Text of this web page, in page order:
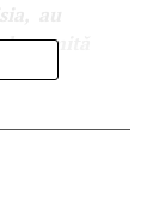
20
ca